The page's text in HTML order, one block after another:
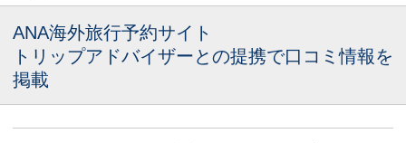
ANA海外旅行予約サイト
トリップアドバイザーとの提携で口コミ情報を
掲載